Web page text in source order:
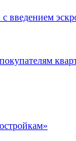
введением